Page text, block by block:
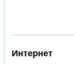
Интернет